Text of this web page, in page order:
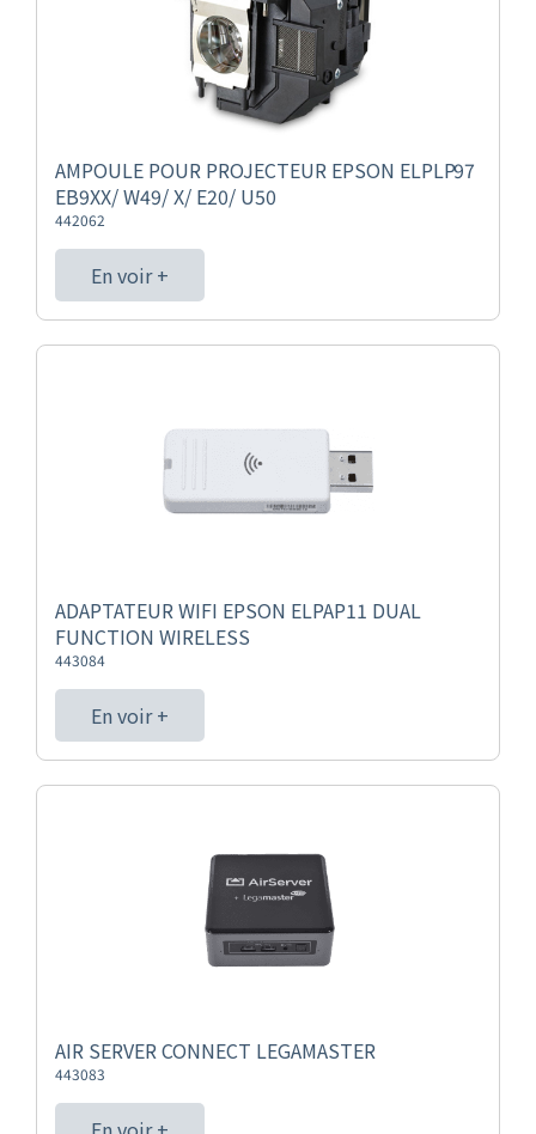
AMPOULE POUR PROJECTEUR EPSON ELPLP97
EB9XX/ W49/ X/ E20/ U50
442062
En voir +
ADAPTATEUR WIFI EPSON ELPAP11 DUAL
FUNCTION WIRELESS
443084
En voir +
AIR SERVER CONNECT LEGAMASTER
443083